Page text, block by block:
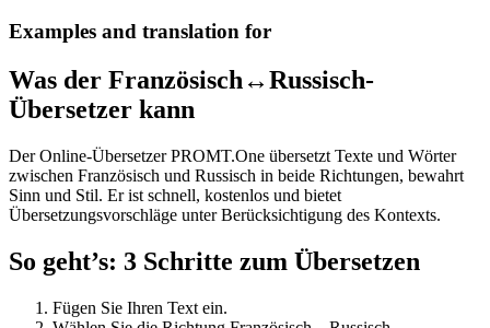
Examples and translation for
Was der Französisch↔Russisch-
Übersetzer kann
Der Online-Übersetzer PROMT.One übersetzt Texte und Wörter
zwischen Französisch und Russisch in beide Richtungen, bewahrt
Sinn und Stil. Er ist schnell, kostenlos und bietet
Übersetzungsvorschläge unter Berücksichtigung des Kontexts.
So geht’s: 3 Schritte zum Übersetzen
Fügen Sie Ihren Text ein.